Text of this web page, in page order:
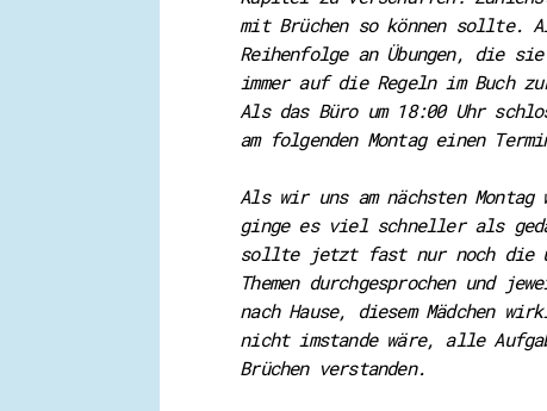
mit Brüchen so können sollte.
Reihenfolge an Übungen, die
immer auf die Regeln im Buch
Als das Büro um 18:00 Uhr
am folgenden Montag einen
Als wir uns am nächsten
ginge es viel schneller als
sollte jetzt fast nur noch die
Themen durchgesprochen und
nach Hause, diesem Mädchen
nicht imstande wäre, alle
Brüchen verstanden.